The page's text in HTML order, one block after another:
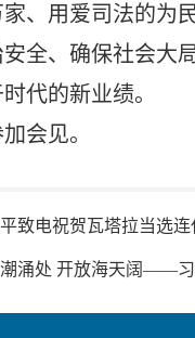
、用爱司法的为
全、确保社会大
代的新业绩。
会见。
致电祝贺瓦塔拉当选
涌处 开放海天阔——习